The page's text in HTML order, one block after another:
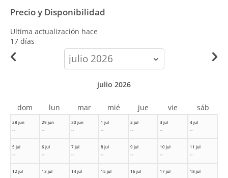
Precio y Disponibilidad
Ultima actualización hace
17 días
calendar-
month
28 jun
--
29 jun
--
30 jun
--
1 jul
--
2 jul
--
3 jul
--
4 jul
--
5 jul
--
6 jul
--
7 jul
--
8 jul
--
9 jul
--
10 jul
--
11 jul
--
12 jul
13 jul
14 jul
15 jul
16 jul
17 jul
18 jul
julio 2026
dom lun mar mié jue vie sáb